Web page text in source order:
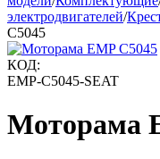
электродвигателей/
C5045
КОД:
EMP-C5045-SEAT
Моторама